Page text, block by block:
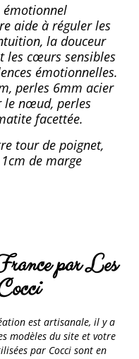
émotionnel
aide à réguler les
la douceur
les cœurs sensibles
émotionnelles.
perles 6mm acier
le nœud, perles
facettée.
tour de poignet,
de marge
par Les
est artisanale, il y a
modèles du site et votre
par Cocci sont en